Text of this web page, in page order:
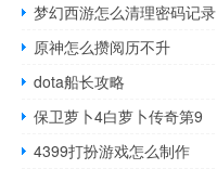
梦幻西游怎么清理密码记录
原神怎么攒阅历不升
dota船长攻略
保卫萝卜4白萝卜传奇第9
4399打扮游戏怎么制作